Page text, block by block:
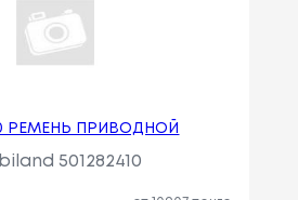
РЕМЕНЬ ПРИВОДНОЙ
501282410